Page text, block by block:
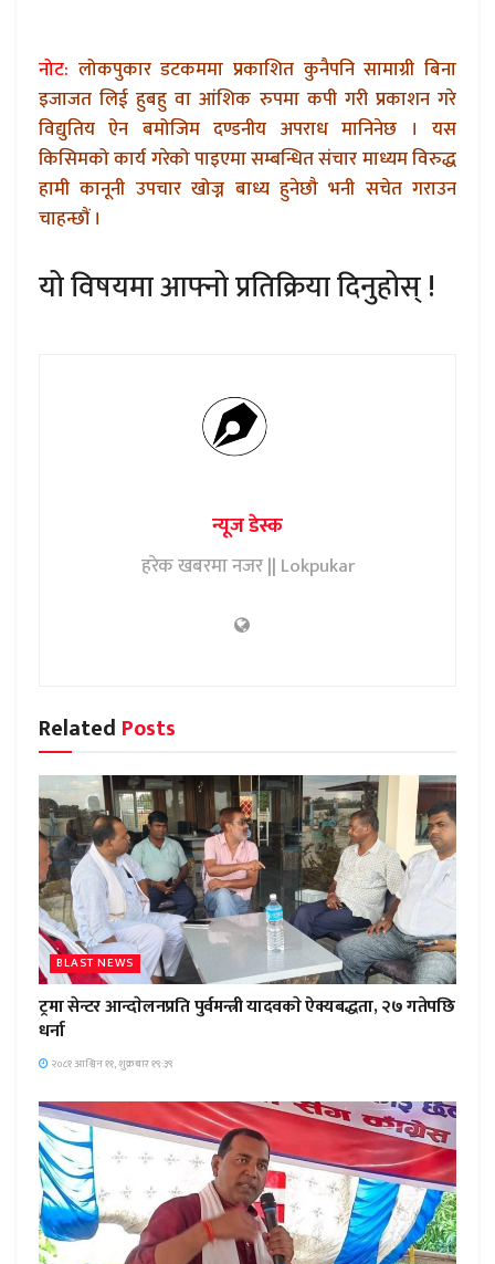
नोट: लोकपुकार डटकममा प्रकाशित कुनैपनि सामाग्री बिना
इजाजत लिई हुबहु वा आंशिक रुपमा कपी गरी प्रकाशन गरे
विद्युतिय ऐन बमोजिम दण्डनीय अपराध मानिनेछ । यस
किसिमको कार्य गरेको पाइएमा सम्बन्धित संचार माध्यम विरुद्ध
हामी कानूनी उपचार खोज्न बाध्य हुनेछौ भनी सचेत गराउन
चाहन्छौं ।
यो विषयमा आफ्नो प्रतिक्रिया दिनुहोस् !
न्यूज डेस्क
हरेक खबरमा नजर || Lokpukar
Related Posts
BLAST NEWS
ट्रमा सेन्टर आन्दाेलनप्रति पुर्वमन्त्री यादवकाे ऐक्यबद्धता, २७ गतेपछि
धर्ना
२०८१ आश्विन ११, शुक्रबार १९:३९